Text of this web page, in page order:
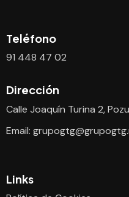
Teléfono
91 448 47 02
Dirección
Calle Joaquín Turina 2,
Email:
Links